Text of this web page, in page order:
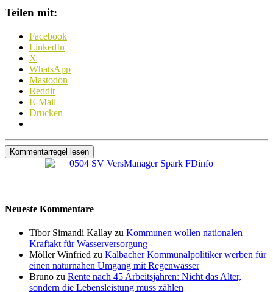
Teilen mit:
Facebook
LinkedIn
X
WhatsApp
Mastodon
Reddit
E-Mail
Drucken
Kommentarregel lesen
Neueste Kommentare
Tibor Simandi Kallay zu Kommunen wollen nationalen
Kraftakt für Wasserversorgung
Möller Winfried zu Kalbacher Kommunalpolitiker werben für
einen naturnahen Umgang mit Regenwasser
Bruno zu Rente nach 45 Arbeitsjahren: Nicht das Alter,
sondern die Lebensleistung muss zählen